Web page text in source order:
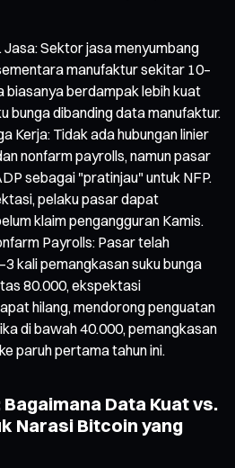
Sektor jasa menyumbang
manufaktur sekitar 10–
biasanya berdampak lebih kuat
bunga dibanding data manufaktur.
Kerja: Tidak ada hubungan linier
nonfarm payrolls, namun pasar
sebagai "pratinjau" untuk NFP.
pelaku pasar dapat
klaim pengangguran Kamis.
Payrolls: Pasar telah
kali pemangkasan suku bunga
80.000, ekspektasi
hilang, mendorong penguatan
di bawah 40.000, pemangkasan
paruh pertama tahun ini.
Data Kuat vs.
Narasi Bitcoin yang